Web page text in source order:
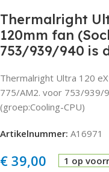
Thermalright
120mm fan
753/939/940 is
Thermalright Ultra 120
775/AM2. voor 753/939/
(groep:Cooling-CPU)
Artikelnummer: A16971
€ 39,00 1 op